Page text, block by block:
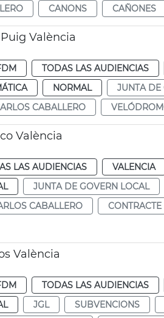
CANONS CAÑONES
València
TODAS LAS AUDIENCIAS
NORMAL JUNTA DE
CABALLERO
València
LAS AUDIENCIAS VALENCIA
JUNTA DE GOVERN LOCAL
CABALLERO
València
TODAS LAS AUDIENCIAS
JGL SUBVENCIONS